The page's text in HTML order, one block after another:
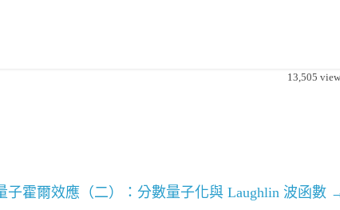
13,505
子霍爾效應（二）：分數量子化與 Laughlin 波函數